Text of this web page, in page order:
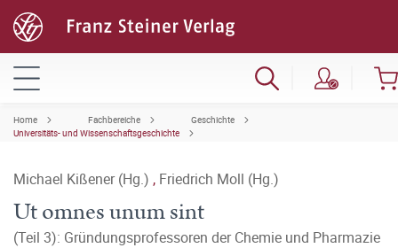
Home Fachbereiche
Geschichte
Universitäts- und Wissenschaftsgeschichte
Michael Kißener (Hg.) , Friedrich Moll (Hg.)
Ut omnes unum sint
(Teil 3): Gründungsprofessoren der Chemie und Pharmazie